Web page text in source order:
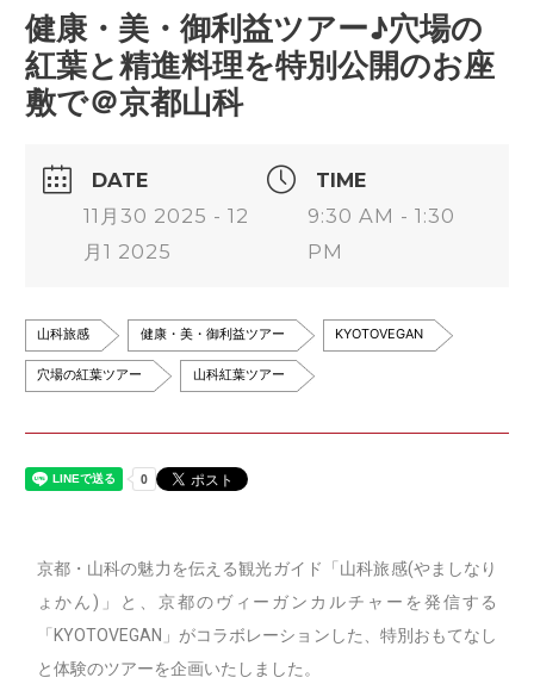
健康・美・御利益ツアー♪穴場の
紅葉と精進料理を特別公開のお座
敷で＠京都山科
DATE
11月30 2025 - 12
月1 2025
TIME
9:30 AM - 1:30
PM
山科旅感 健康・美・御利益ツアー KYOTOVEGAN
穴場の紅葉ツアー 山科紅葉ツアー
京都・山科の魅力を伝える観光ガイド「山科旅感(やましなり
ょかん)」と、京都のヴィーガンカルチャーを発信する
「KYOTOVEGAN」がコラボレーションした、特別おもてなし
と体験のツアーを企画いたしました。